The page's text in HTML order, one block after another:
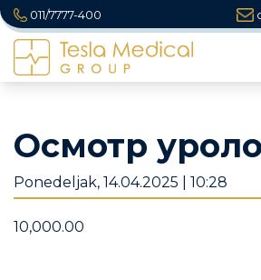
011/7777-400
Осмотр
Ponedeljak, 14.04.2025 | 10:28
10,000.00